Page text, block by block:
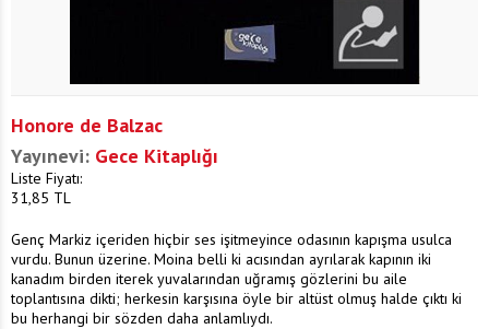
Honore de Balzac
Yayınevi: Gece Kitaplığı
Liste Fiyatı:
31,85 TL
Genç Markiz içeriden hiçbir ses işitmeyince odasının kapışma usulca
vurdu. Bunun üzerine. Moina belli ki acısından ayrılarak kapının iki
kanadım birden iterek yuvalarından uğramış gözlerini bu aile
toplantısına dikti; herkesin karşısına öyle bir altüst olmuş halde çıktı ki
bu herhangi bir sözden daha anlamlıydı.